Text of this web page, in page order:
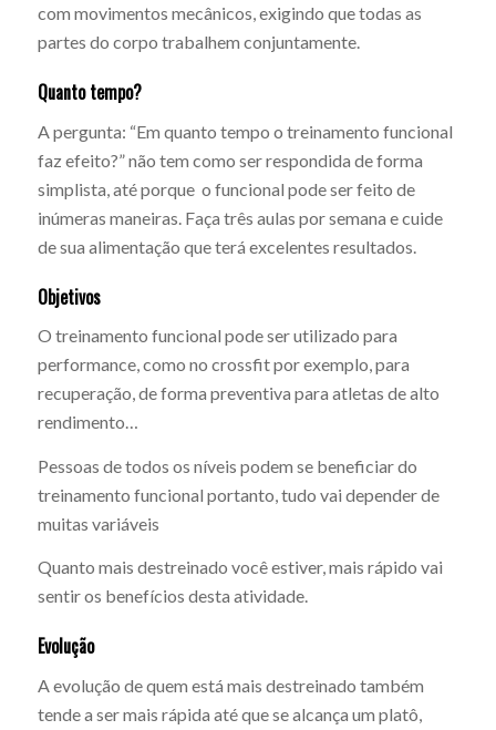
com movimentos mecânicos, exigindo que todas as
partes do corpo trabalhem conjuntamente.
Quanto tempo?
A pergunta: “Em quanto tempo o treinamento funcional
faz efeito?” não tem como ser respondida de forma
simplista, até porque o funcional pode ser feito de
inúmeras maneiras. Faça três aulas por semana e cuide
de sua alimentação que terá excelentes resultados.
Objetivos
O treinamento funcional pode ser utilizado para
performance, como no crossfit por exemplo, para
recuperação, de forma preventiva para atletas de alto
rendimento…
Pessoas de todos os níveis podem se beneficiar do
treinamento funcional portanto, tudo vai depender de
muitas variáveis
Quanto mais destreinado você estiver, mais rápido vai
sentir os benefícios desta atividade.
Evolução
A evolução de quem está mais destreinado também
tende a ser mais rápida até que se alcança um platô,